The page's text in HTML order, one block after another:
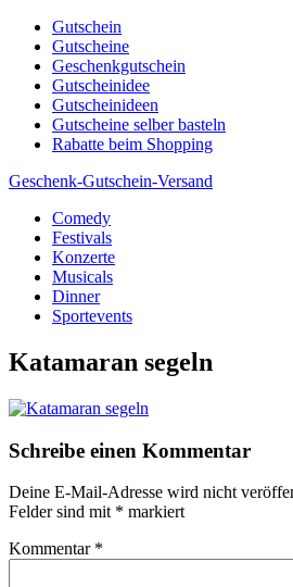
Skip
content
Gutschein
Gutscheine
Geschenkgutschein
Gutscheinidee
Gutscheinideen
Gutscheine selber basteln
Rabatte beim Shopping
Geschenk-Gutschein-Versand
Gutscheine, Gutscheinsprüche und
Comedy
Festivals
Konzerte
Musicals
Dinner
Sportevents
Katamaran segeln
Schreibe einen Kommentar
Deine E-Mail-Adresse wird nicht
Felder sind mit * markiert
Kommentar *